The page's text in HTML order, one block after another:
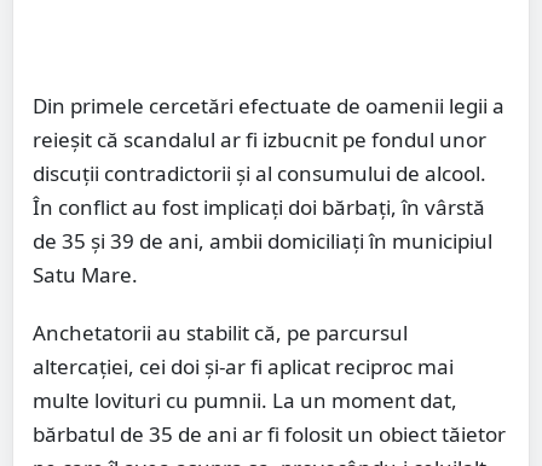
Din primele cercetări efectuate de oamenii legii a
reieșit că scandalul ar fi izbucnit pe fondul unor
discuții contradictorii și al consumului de alcool.
În conflict au fost implicați doi bărbați, în vârstă
de 35 și 39 de ani, ambii domiciliați în municipiul
Satu Mare.
Anchetatorii au stabilit că, pe parcursul
altercației, cei doi și-ar fi aplicat reciproc mai
multe lovituri cu pumnii. La un moment dat,
bărbatul de 35 de ani ar fi folosit un obiect tăietor